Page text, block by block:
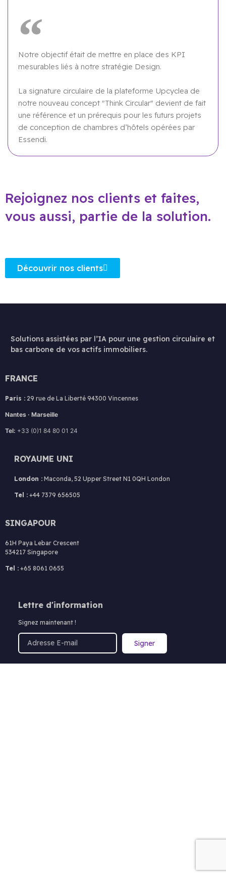
Notre objectif était de mettre en place des KPI
mesurables liés à notre stratégie Design.
La signature circulaire de la plateforme Upcyclea de
notre nouveau concept "Think Circular" devient de fait
une référence et un prérequis pour les futurs projets
de conception de chambres d’hôtels opérées par
Essendi.
Rejoignez nos clients et faites,
vous aussi, partie de la solution.
Découvrir nos clients
Solutions assistées par l’IA pour une gestion circulaire et
bas carbone de vos actifs immobiliers.
FRANCE
Paris : 29 rue de La Liberté 94300 Vincennes
Nantes · Marseille
Tel: +33 (0)1 84 80 01 24
ROYAUME UNI
London : Maconda, 52 Upper Street N1 0QH London
Tel : +44 7379 656505
SINGAPOUR
61H Paya Lebar Crescent
534217 Singapore
Tel : +65 8061 0655
Lettre d'information
Signez maintenant !
Signer